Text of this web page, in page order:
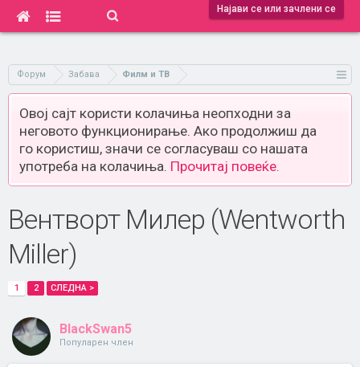
Најави се или зачлени се
Форум Забава Филм и ТВ
Овој сајт користи колачиња неопходни за
неговото функционирање. Ако продолжиш да
го користиш, значи се согласуваш со нашата
употреба на колачиња. Прочитај повеќе.
Вентворт Милер (Wentworth
Miller)
1 2 СЛЕДНА >
BlackSwan5
Популарен член